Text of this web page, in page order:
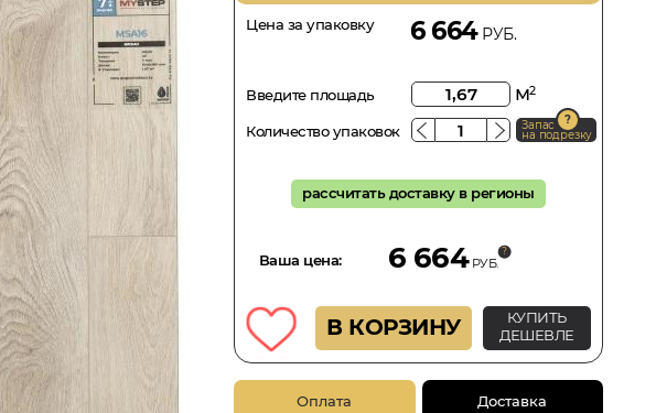
Цена за упаковку 6 664РУБ.
Введите площадь м2
Количество упаковок Запас
на подрезку
рассчитать доставку в регионы
Ваша цена: 6 664 РУБ.
В КОРЗИНУ
КУПИТЬ
ДЕШЕВЛЕ
Оплата Доставка